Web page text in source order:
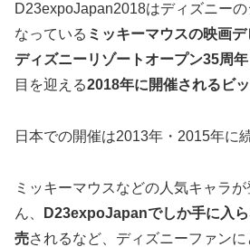
D23expoJapan2018はディズニー
なっている ミッキーマウスの映画
ディズニーリゾートオープン35周年
目を迎える2018年に開催されるビ
日本での開催は2013年・2015年に
ミッキーマウスなどの人気キャラ
ん、
D23expoJapanでしか手に入
売されるなど、ディズニーファン